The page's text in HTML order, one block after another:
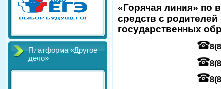
Платформа «Другое
дело»
«Горячая линия» по
средств с
государственных